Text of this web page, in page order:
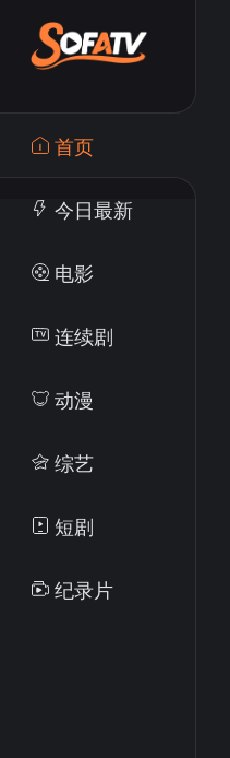
首页
今日最新
电影
连续剧
动漫
综艺
短剧
纪录片